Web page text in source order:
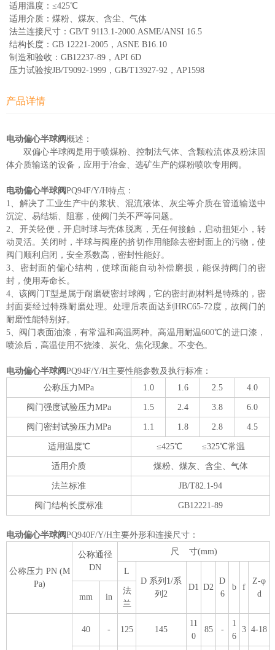
适用温度：≤425℃
适用介质：煤粉、煤灰、含尘、气体
法兰连接尺寸：GB/T 9113.1-2000.ASME/ANSI 16.5
结构长度：GB 12221-2005，ASNE B16.10
制造和验收：GB12237-89，API 6D
压力试验按JB/T9092-1999，GB/T13927-92，AP1598
产品详情
电动偏心半球阀概述：
双偏心半球阀是用于喷煤粉、控制法气体、含颗粒流体及粉沫固
体介质输送的设备，应用于冶金、选矿生产的煤粉喷吹专用阀。
电动偏心半球阀PQ94F/Y/H特点：
1、解决了工业生产中的浆状、混流液体、灰尘等介质在管道输送中
沉淀、易结垢、阻塞，使阀门关不严等问题。
2、开关轻便，开启时球与壳体脱离，无任何接触，启动扭矩小，转
动灵活。关闭时，半球与阀座的挤切作用能除去密封面上的污物，使
阀门顺利启闭，安全系数高，密封性能好。
3、密封面的偏心结构，使球面能自动补偿磨损，能保持阀门的密
封，使用寿命长。
4、该阀门T型是属于耐磨硬密封球阀，它的密封副材料是特殊的，密
封面要经过特殊耐磨处理。处理后表面达到HRC65-72度，故阀门的
耐磨性能特别好。
5、阀门表面油漆，有常温和高温两种。高温用耐温600℃的进口漆，
喷涂后，高温使用不烧漆、炭化、焦化现象。不变色。
电动偏心半球阀PQ94F/Y/H主要性能参数及执行标准：
公称压力MPa
1.0 1.6 2.5 4.0
阀门强度试验压力MPa 1.5 2.4 3.8 6.0
阀门密封试验压力MPa 1.1 1.8 2.8 4.5
适用温度℃ ≤425℃ ≤325℃常温
适用介质 煤粉、煤灰、含尘、气体
法兰标准 JB/T82.1-94
阀门结构长度标准 GB12221-89
电动偏心半球阀PQ940F/Y/H主要外形和连接尺寸：
公称压力 PN (M
Pa)
公称通径
DN
尺 寸(mm)
L
D 系列1/系
列2
D1 D2
D
6
b f
Z-φ
d
mm in
法
兰
40 - 125 145
11
0
85 -
1
6
3 4-18